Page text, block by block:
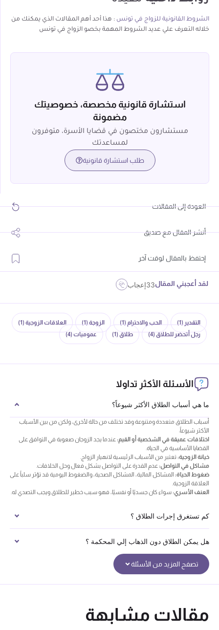
الشروط القانونية للزواج في تونس : هذا أحد أهم المقالات الذي يمكنك من
خلاله التعرف علي عديد الشروط المهمة بخصو الزواج في تونس
استشارة قانونية مخصصة، خصوصيتك
مضمونة
مستشارون مختصون في قضايا الأسرة، متوفرون
لمساعدتك
طلب استشارة قانونية
العودة إلى المقالات
أنشر المقال مع صديق
إحتفظ بالمقال لوقت آخر
لقد أعجبني المقال إعجاب33
التقدير (1) الحب والاحترام (1) الزوجة (1) العلاقات الزوجية (1)
رجل أتحضر للطلاق(4) طلاق (1) عموميات (4)
الأسئلة الأكثر تداولا
ما هي أسباب الطلاق الأكثر شيوعاً؟
أسباب الطلاق متعددة ومتنوعة وقد تختلف من حالة لأخرى، ولكن من بين الأسباب
الأكثر شيوعاً:
اختلافات عميقة في الشخصية أو القيم: عندما يجد الزوجان صعوبة في التوافق على
القضايا الأساسية في الحياة.
خيانة الزوجية: تعتبر من الأسباب الرئيسية لانهيار الزواج.
مشاكل في التواصل: عدم القدرة على التواصل بشكل فعال وحل الخلافات.
ضغوط الحياة: المشاكل المالية، المشاكل الصحية، والضغوط اليومية قد تؤثر سلباً على
العلاقة الزوجية.
العنف الأسري: سواء كان جسديًا أو نفسيًا، فهو سبب خطير للطلاق ويجب التصدي له.
كم تستغرق إجرات الطلاق ؟
هل يمكن الطلاق دون الذهاب إلي المحكمة ؟
تصفح المزيد من الأسئلة
مقالات مشابهة